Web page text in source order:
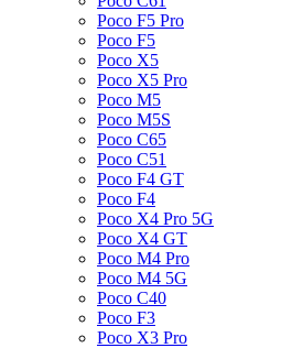
Poco F5 Pro
Poco F5
Poco X5
Poco X5 Pro
Poco M5
Poco M5S
Poco C65
Poco C51
Poco F4 GT
Poco F4
Poco X4 Pro 5G
Poco X4 GT
Poco M4 Pro
Poco M4 5G
Poco C40
Poco F3
Poco X3 Pro